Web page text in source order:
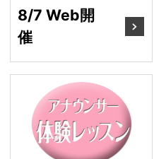
8/7 Web開
催